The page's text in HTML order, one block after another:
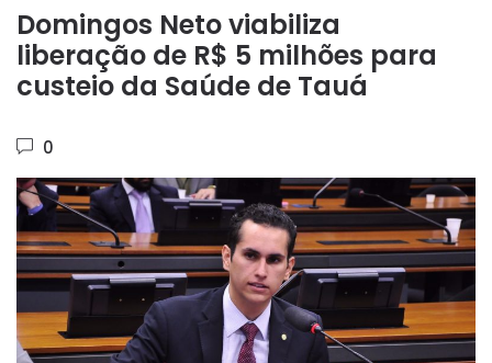
Domingos Neto viabiliza
liberação de R$ 5 milhões para
custeio da Saúde de Tauá
0